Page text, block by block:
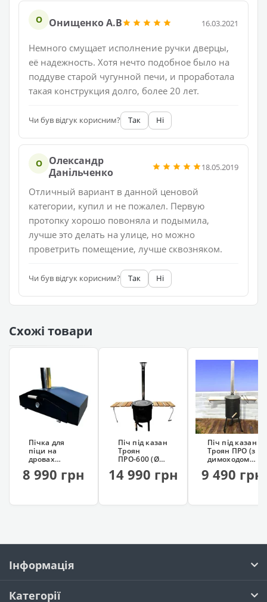
О Онищенко А.В 16.03.2021
Немного смущает исполнение ручки дверцы,
её надежность. Хотя нечто подобное было на
поддуве старой чугунной печи, и проработала
такая конструкция долго, более 20 лет.
Чи був відгук корисним? Так Ні
О
Олександр
Данільченко
18.05.2019
Отличный вариант в данной ценовой
категории, купил и не пожалел. Первую
протопку хорошо повоняла и подымила,
лучше это делать на улице, но можно
проветрить помещение, лучше сквозняком.
Чи був відгук корисним? Так Ні
Схожі товари
Пічка для
піци на
дровах
8 990 грн
Піч під казан
Троян
ПРО-600 (Ø60
14 990 грн
Піч під казан
Троян ПРО (з
димоходом,
9 490 грн
Інформація
Категорії